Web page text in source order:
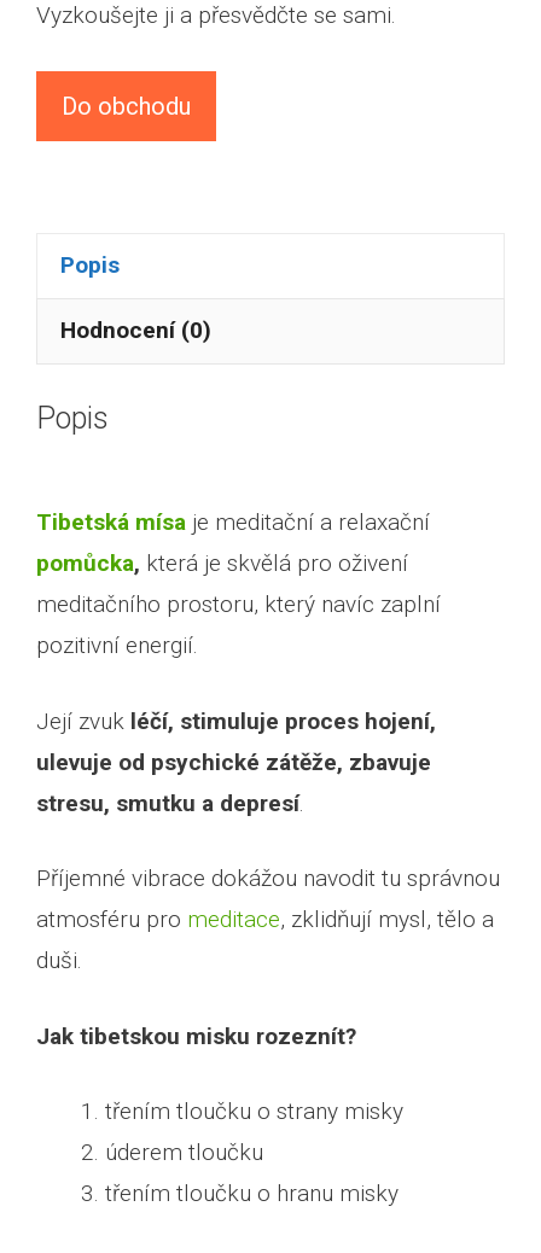
Vyzkoušejte ji a přesvědčte se sami.
Do obchodu
Popis
Hodnocení (0)
Popis
Tibetská mísa je meditační a relaxační
pomůcka, která je skvělá pro oživení
meditačního prostoru, který navíc zaplní
pozitivní energií.
Její zvuk léčí, stimuluje proces hojení,
ulevuje od psychické zátěže, zbavuje
stresu, smutku a depresí.
Příjemné vibrace dokážou navodit tu správnou
atmosféru pro meditace, zklidňují mysl, tělo a
duši.
Jak tibetskou misku rozeznít?
třením tloučku o strany misky
úderem tloučku
třením tloučku o hranu misky